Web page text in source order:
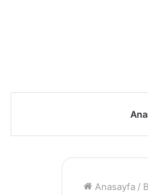
Anasayfa /